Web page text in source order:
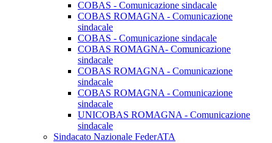
COBAS - Comunicazione sindacale
COBAS ROMAGNA - Comunicazione
sindacale
COBAS - Comunicazione sindacale
COBAS ROMAGNA- Comunicazione
sindacale
COBAS ROMAGNA - Comunicazione
sindacale
COBAS ROMAGNA - Comunicazione
sindacale
UNICOBAS ROMAGNA - Comunicazione
sindacale
Sindacato Nazionale FederATA